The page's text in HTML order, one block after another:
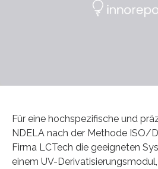
Für eine hochspezifische und
NDELA nach der Methode ISO/
Firma LCTech die geeigneten
einem UV-